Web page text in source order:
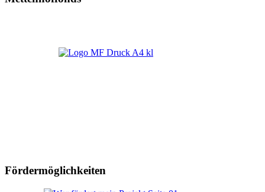
Fördermöglichkeiten